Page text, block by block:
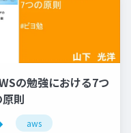
aws
の勉強における7つ
原則
aws